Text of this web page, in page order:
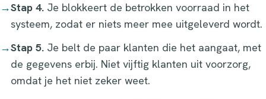
→Stap 4. Je blokkeert de betrokken voorraad in het
systeem, zodat er niets meer mee uitgeleverd wordt.
→Stap 5. Je belt de paar klanten die het aangaat, met
de gegevens erbij. Niet vijftig klanten uit voorzorg,
omdat je het niet zeker weet.